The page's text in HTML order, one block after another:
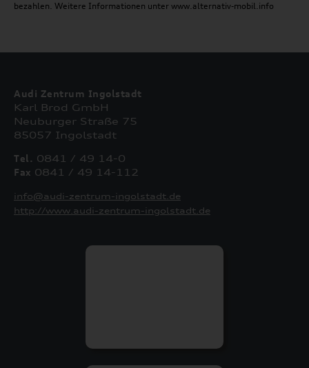
bezahlen. Weitere Informationen unter www.alternativ-mobil.info
Audi Zentrum Ingolstadt
Karl Brod GmbH
Neuburger Straße 75
85057 Ingolstadt
Tel. 0841 / 49 14-0
Fax 0841 / 49 14-112
info@audi-zentrum-ingolstadt.de
http://www.audi-zentrum-ingolstadt.de